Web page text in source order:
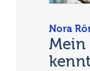
Nora
Mein